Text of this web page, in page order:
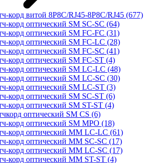
корд витой 8P8C/RJ45-8P8C/RJ45 (677)
корд оптический SM SC-SC (64)
корд оптический SM FC-FC (31)
корд оптический SM FC-LC (28)
корд оптический SM FC-SC (41)
корд оптический SM FC-ST (4)
корд оптический SM LC-LC (48)
корд оптический SM LC-SC (30)
корд оптический SM LC-ST (3)
корд оптический SM SC-ST (6)
корд оптический SM ST-ST (4)
оптический SM CS (6)
корд оптический SM MPO (18)
корд оптический MM LC-LC (61)
корд оптический MM SC-SC (17)
корд оптический MM LC-SC (17)
корд оптический MM ST-ST (4)